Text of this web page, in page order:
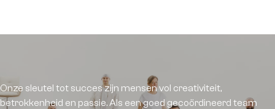
Onze sleutel tot succes zijn mensen vol creativiteit,
betrokkenheid en passie. Als een goed gecoördineerd team